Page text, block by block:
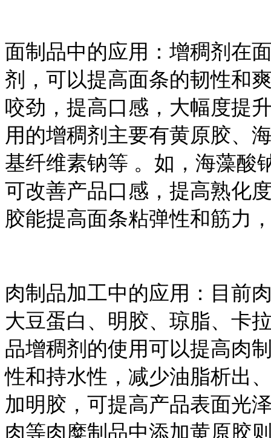
面制品中的应用：增稠剂在
剂，可以提高面条的韧性和
咬劲，提高口感，大幅度提
用的增稠剂主要有黄原胶、
基纤维素钠等 。如，海藻酸
可改善产品口感，提高熟化
胶能提高面条粘弹性和筋力
肉制品加工中的应用：目前
大豆蛋白、明胶、琼脂、卡
品增稠剂的使用可以提高肉
性和持水性，减少油脂析出
加明胶，可提高产品表面光
肉等肉糜制品中添加黄原胶